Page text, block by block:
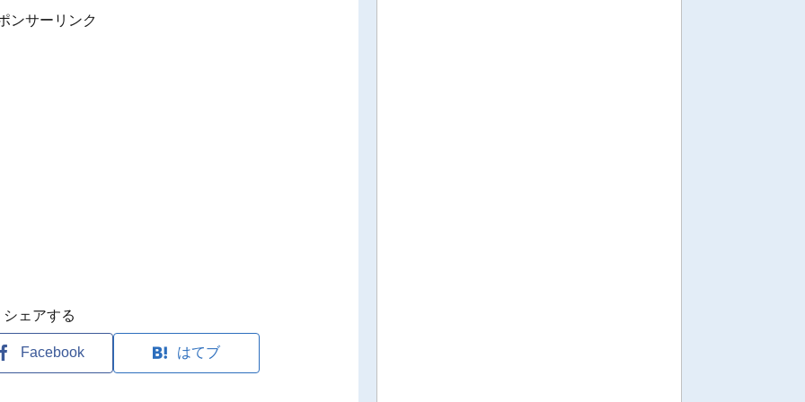
ンサーリンク
シェアする
Facebook はてブ